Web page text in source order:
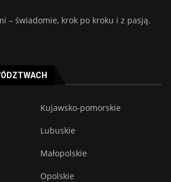
– świadomie, krok po kroku i z pasją.
Kujawsko-pomorskie
Lubuskie
Małopolskie
Opolskie